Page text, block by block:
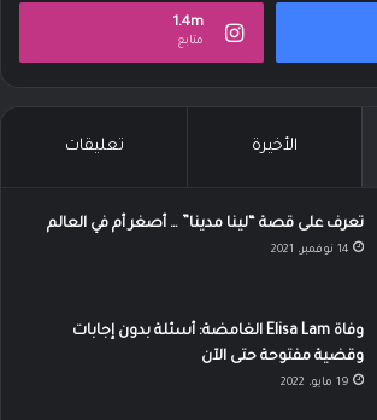
1.4m
متابع
الأخيرة تعليقات
تعرف على قصة “لينا مدينا” … أصغر أم في العالم
14 نوفمبر، 2021
وفاة Elisa Lam الغامضة: أسئلة بدون إجابات
وقضية مفتوحة حتى الآن
19 مايو، 2022